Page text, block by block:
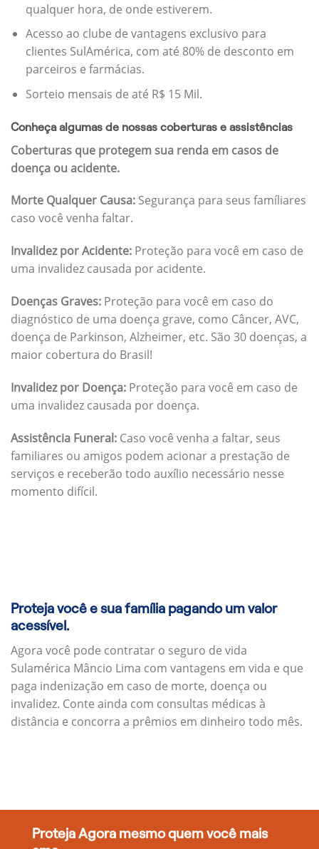
qualquer hora, de onde estiverem.
Acesso ao clube de vantagens exclusivo para
clientes SulAmérica, com até 80% de desconto em
parceiros e farmácias.
Sorteio mensais de até R$ 15 Mil.
Conheça algumas de nossas coberturas e assistências
Coberturas que protegem sua renda em casos de
doença ou acidente.
Morte Qualquer Causa: Segurança para seus famíliares
caso você venha faltar.
Invalidez por Acidente: Proteção para você em caso de
uma invalidez causada por acidente.
Doenças Graves: Proteção para você em caso do
diagnóstico de uma doença grave, como Câncer, AVC,
doença de Parkinson, Alzheimer, etc. São 30 doenças, a
maior cobertura do Brasil!
Invalidez por Doença: Proteção para você em caso de
uma invalidez causada por doença.
Assistência Funeral: Caso você venha a faltar, seus
familiares ou amigos podem acionar a prestação de
serviços e receberão todo auxílio necessário nesse
momento difícil.
Proteja você e sua família pagando um valor
acessível.
Agora você pode contratar o seguro de vida
Sulamérica Mâncio Lima com vantagens em vida e que
paga indenização em caso de morte, doença ou
invalidez. Conte ainda com consultas médicas à
distância e concorra a prêmios em dinheiro todo mês.
Proteja Agora mesmo quem você mais